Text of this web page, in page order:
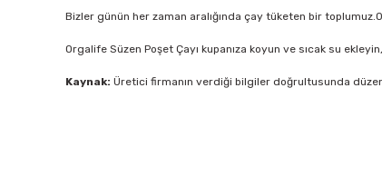
Bizler günün her zaman aralığında çay tüketen bir
Orgalife Süzen Poşet Çayı kupanıza koyun ve sıcak su
Kaynak: Üretici firmanın verdiği bilgiler doğrultusunda
Bu ürünün fiyat bilgisi, resim, ürün açıklamalarında ve